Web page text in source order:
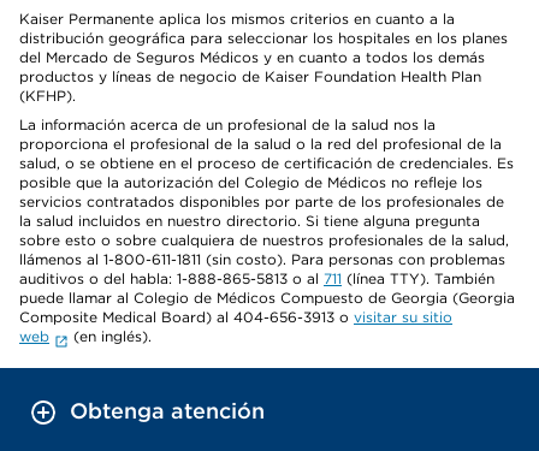
Kaiser Permanente aplica los mismos criterios en cuanto a la
distribución geográfica para seleccionar los hospitales en los planes
del Mercado de Seguros Médicos y en cuanto a todos los demás
productos y líneas de negocio de Kaiser Foundation Health Plan
(KFHP).
La información acerca de un profesional de la salud nos la
proporciona el profesional de la salud o la red del profesional de la
salud, o se obtiene en el proceso de certificación de credenciales. Es
posible que la autorización del Colegio de Médicos no refleje los
servicios contratados disponibles por parte de los profesionales de
la salud incluidos en nuestro directorio. Si tiene alguna pregunta
sobre esto o sobre cualquiera de nuestros profesionales de la salud,
llámenos al 1-800-611-1811 (sin costo). Para personas con problemas
auditivos o del habla: 1-888-865-5813 o al 711 (línea TTY). También
puede llamar al Colegio de Médicos Compuesto de Georgia (Georgia
Composite Medical Board) al 404-656-3913 o visitar su sitio
web
(en inglés).
Obtenga atención